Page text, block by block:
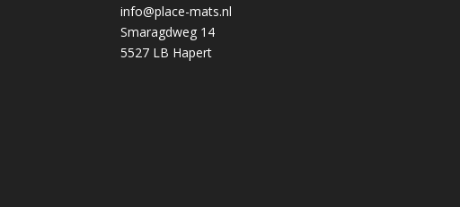
info@place-mats.nl
Smaragdweg 14
5527 LB Hapert